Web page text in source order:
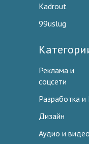
Kadrout
99uslug
Реклама и
соцсети
Разработка и
Дизайн
Аудио и видео